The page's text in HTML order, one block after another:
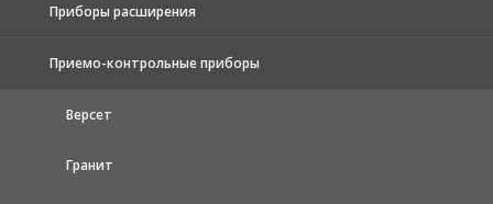
Приборы расширения
Приемо-контрольные приборы
Версет
Гранит